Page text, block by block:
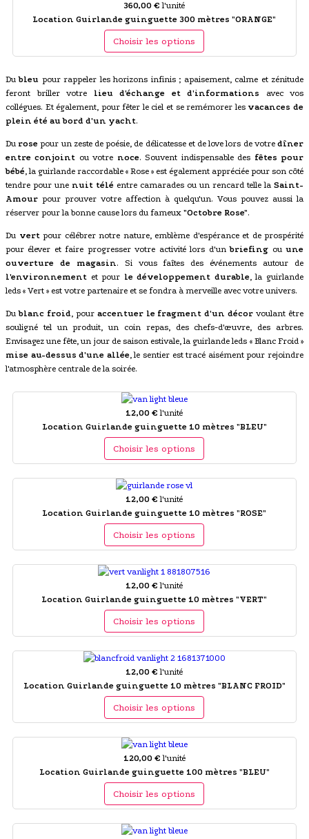
360,00 € l'unité
Location Guirlande guinguette 300 mètres "ORANGE"
Choisir les options
Dubleu pour rappeler les horizons infinis ; apaisement, calme et zénitude
feront briller votre
lieu d'échange et d'informations avec vos
collégues. Et également, pour fêter le ciel et se remémorer les vacances de
plein été au bord d'un yacht.
Du rose pour un zeste de poésie, de délicatesse et de love lors de votredîner
entre conjoint ou votre noce. Souvent indispensable des fêtes pour
bébé, la guirlande raccordable « Rose » est également appréciée pour son côté
tendre pour une nuit télé entre camarades ou un rencard telle la Saint-
Amour pour prouver votre affection à quelqu'un. Vous pouvez aussi la
réserver pour la bonne cause lors du fameux "Octobre Rose".
Du vertpour célébrer notre nature, emblème d'espérance et de prospérité
pour élever et faire progresser votre activité lors d'unbriefing ouune
ouverture de magasin. Si vous faîtes des événements autour de
l'environnement et pour le développement durable, la guirlande
leds « Vert » est votre partenaire et se fondra à merveille avec votre univers.
Dublanc froid, pour accentuer le fragment d'un décor voulant être
souligné tel un produit, un coin repas, des chefs-d'œuvre, des arbres.
Envisagez une fête, un jour de saison estivale, la guirlande leds « Blanc Froid »
mise au-dessus d'une allée, le sentier est tracé aisément pour rejoindre
l'atmosphère centrale de la soirée.
12,00 € l'unité
Location Guirlande guinguette 10 mètres "BLEU"
Choisir les options
12,00 € l'unité
Location Guirlande guinguette 10 mètres "ROSE"
Choisir les options
12,00 € l'unité
Location Guirlande guinguette 10 mètres "VERT"
Choisir les options
12,00 € l'unité
Location Guirlande guinguette 10 mètres "BLANC FROID"
Choisir les options
120,00 € l'unité
Location Guirlande guinguette 100 mètres "BLEU"
Choisir les options